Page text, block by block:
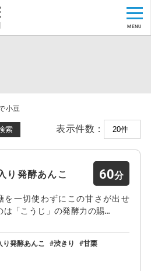
小豆
索 表示件数：
り発酵あんこ 60
を一切使わずにこの甘さが出せ
は「こうじ」の発酵力の賜…
り発酵あんこ 渋きり
甘栗